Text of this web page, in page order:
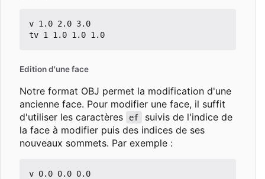
v 1.0 2.0 3.0
Edition d'une face
Notre format OBJ permet la modification d'une
ancienne face. Pour modifier une face, il suffit
d'utiliser les caractères
ef
suivis de l'indice de
la face à modifier puis des indices de ses
nouveaux sommets. Par exemple :
v 0.0 0.0 0.0